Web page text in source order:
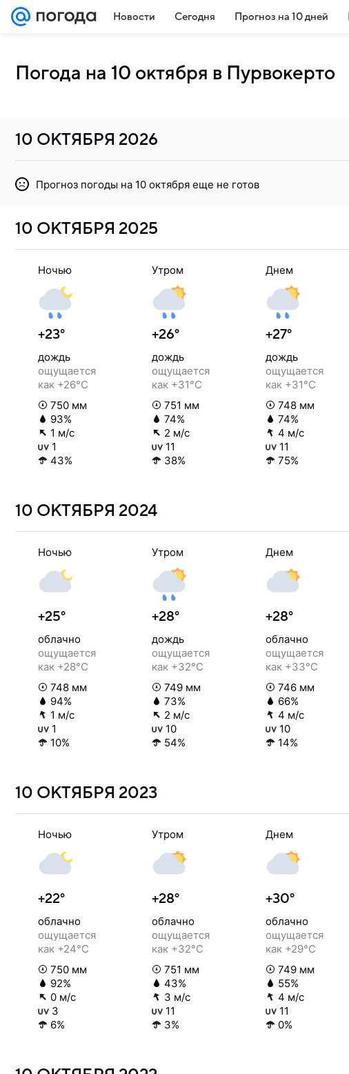
Новости Сегодня Прогноз на 10 дней
Погода на 10 октября в Пурвокерто
10 ОКТЯБРЯ 2026
Прогноз погоды на 10 октября еще не готов
10 ОКТЯБРЯ 2025
Ночью
+23°
дождь
ощущается
как +26°C
750 мм
93%
1 м/с
1
43%
Утром
+26°
дождь
ощущается
как +31°C
751 мм
74%
2 м/с
11
38%
Днем
+27°
дождь
ощущается
как +31°C
748 мм
74%
4 м/с
11
75%
10 ОКТЯБРЯ 2024
Ночью
+25°
облачно
ощущается
как +28°C
748 мм
94%
1 м/с
1
10%
Утром
+28°
дождь
ощущается
как +32°C
749 мм
73%
2 м/с
10
54%
Днем
+28°
облачно
ощущается
как +33°C
746 мм
66%
4 м/с
10
14%
10 ОКТЯБРЯ 2023
Ночью
+22°
облачно
ощущается
как +24°C
750 мм
92%
0 м/с
3
6%
Утром
+28°
облачно
ощущается
как +32°C
751 мм
43%
3 м/с
11
3%
Днем
+30°
облачно
ощущается
как +29°C
749 мм
55%
4 м/с
11
0%